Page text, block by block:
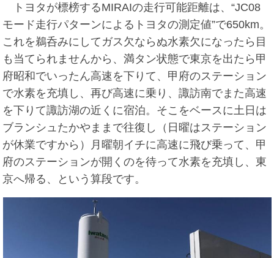
トヨタが標榜するMIRAIの走行可能距離は、“JC08
モード走行パターンによるトヨタの測定値”で650km。
これを鵜呑みにしてガス欠ならぬ水素欠になったら目
も当てられませんから、満タン状態で東京を出たら甲
府昭和でいったん高速を下りて、甲府のステーション
で水素を充填し、再び高速に乗り、諏訪南でまた高速
を下りて諏訪湖の近くに宿泊。そこをベースに土日は
ブランシュたかやままで往復し（日曜はステーション
が休業ですから）月曜朝イチに高速に飛び乗って、甲
府のステーションが開くのを待って水素を充填し、東
京へ帰る、という算段です。